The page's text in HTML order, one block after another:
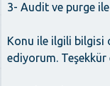
3- Audit ve purge
Konu ile ilgili bilgisi
ediyorum. Teşekkür